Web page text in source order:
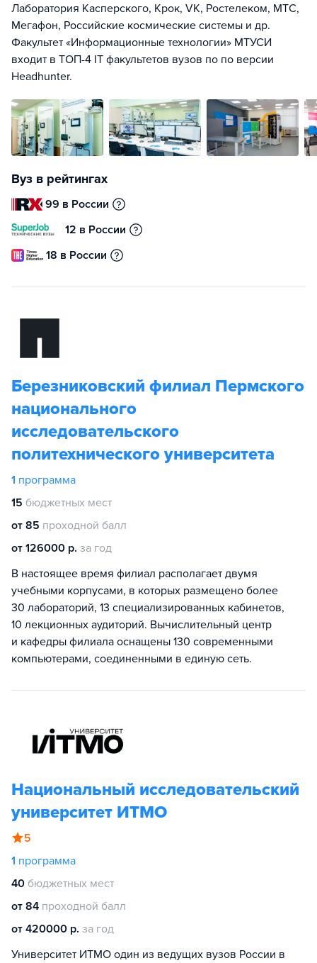
Лаборатория Касперского, Крок, VK, Ростелеком, МТС,
Мегафон, Российские космические системы и др.
Факультет «Информационные технологии» МТУСИ
входит в ТОП-4 IT факультетов вузов по по версии
Headhunter.
Вуз в рейтингах
99 в России
12 в России
18 в России
Березниковский филиал Пермского
национального
исследовательского
политехнического университета
1 программа
15 бюджетных мест
от 85 проходной балл
от 126000 р. за год
В настоящее время филиал располагает двумя
учебными корпусами, в которых размещено более
30 лабораторий, 13 специализированных кабинетов,
10 лекционных аудиторий. Вычислительный центр
и кафедры филиала оснащены 130 современными
компьютерами, соединенными в единую сеть.
Национальный исследовательский
университет ИТМО
5
1 программа
40 бюджетных мест
от 84 проходной балл
от 420000 р. за год
Университет ИТМО один из ведущих вузов России в